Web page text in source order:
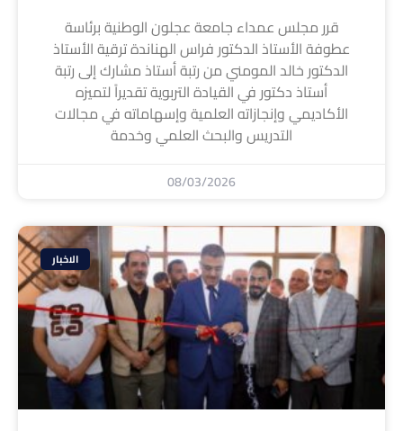
قرر مجلس عمداء جامعة عجلون الوطنية برئاسة
عطوفة الأستاذ الدكتور فراس الهناندة ترقية الأستاذ
الدكتور خالد المومني من رتبة أستاذ مشارك إلى رتبة
أستاذ دكتور في القيادة التربوية تقديراً لتميزه
الأكاديمي وإنجازاته العلمية وإسهاماته في مجالات
التدريس والبحث العلمي وخدمة
08/03/2026
الاخبار